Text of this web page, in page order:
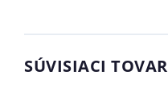
SÚVISIACI TOVAR